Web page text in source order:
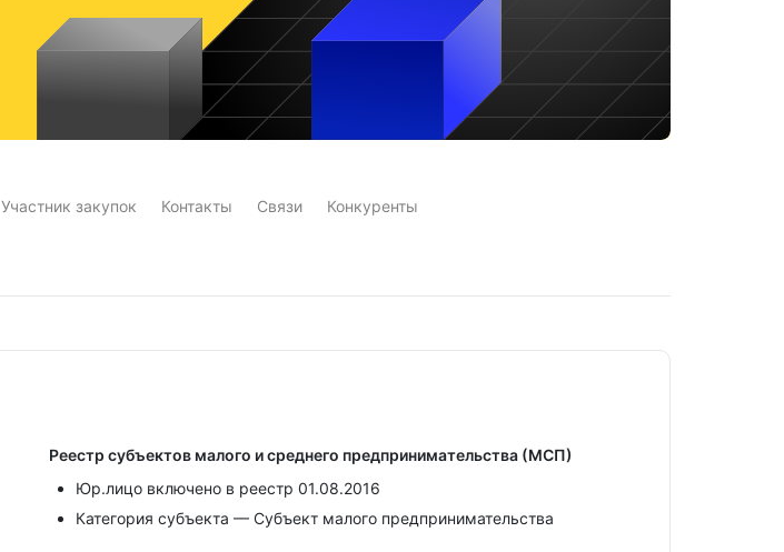
Участник закупок Контакты Связи Конкуренты
Реестр субъектов малого и среднего предпринимательства (МСП)
Юр.лицо включено в реестр 01.08.2016
Категория субъекта — Субъект малого предпринимательства